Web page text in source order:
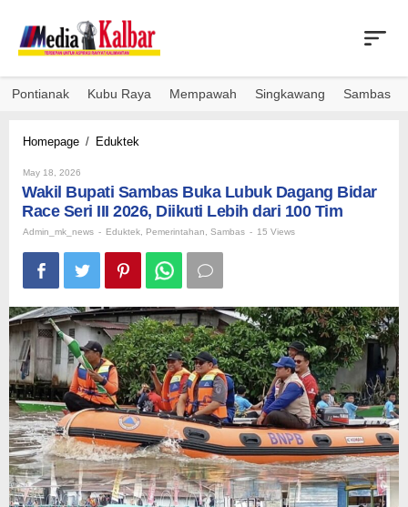
content
Pontianak Kubu Raya Mempawah Singkawang Sambas
Homepage / Eduktek
Buka
Lubuk
Dagang
Bidar
Race
Seri
III
2026,
Diikuti
Lebih
dari
100
Tim
May 18, 2026
Wakil Bupati Sambas Buka Lubuk Dagang Bidar
Race Seri III 2026, Diikuti Lebih dari 100 Tim
Admin_mk_news - Eduktek Pemerintahan Sambas - 15 Views